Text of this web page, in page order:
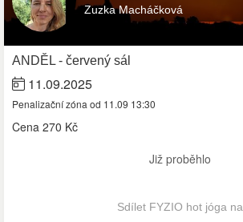
Zuzka Macháčková
ANDĚL - červený sál
11.09.2025
Penalizační zóna od 11.09 13:30
Cena 270 Kč
Již proběhlo
Sdílet FYZIO hot jóga na